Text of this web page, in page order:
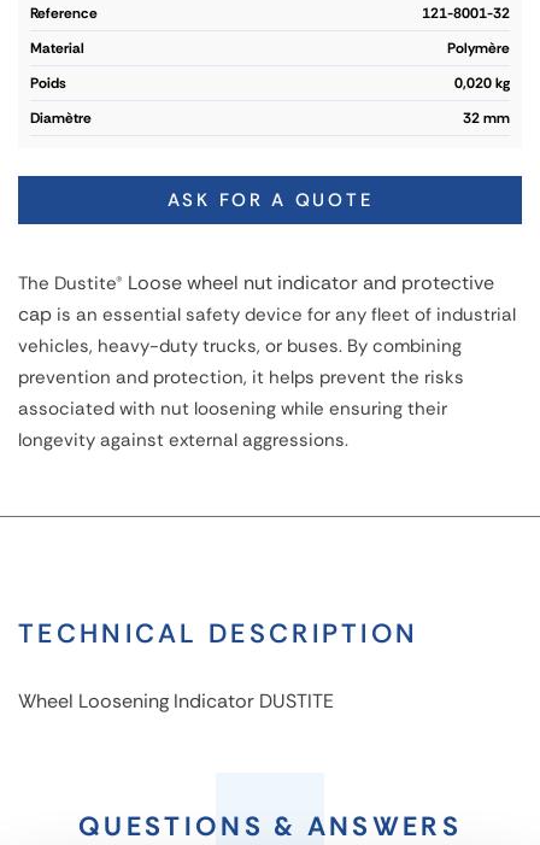
reference
121-8001-32
material
Polymère
poids
0,020 kg
diamètre
32 mm
ASK FOR A QUOTE
The Dustite® Loose wheel nut indicator and protective
cap is an essential safety device for any fleet of industrial
vehicles, heavy-duty trucks, or buses. By combining
prevention and protection, it helps prevent the risks
associated with nut loosening while ensuring their
longevity against external aggressions.
TECHNICAL DESCRIPTION
Wheel Loosening Indicator DUSTITE
Loosening
QUESTIONS & ANSWERS